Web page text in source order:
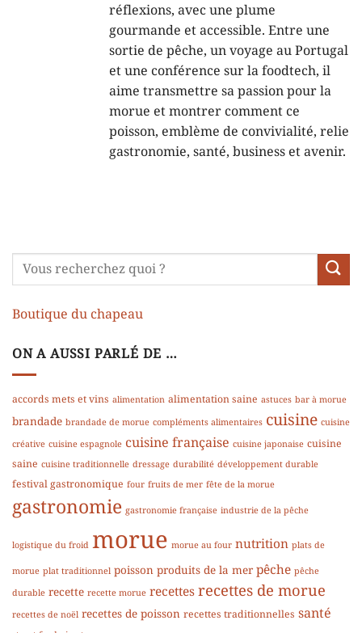
réflexions, avec une plume
gourmande et accessible. Entre une
sortie de pêche, un voyage au Portugal
et une conférence sur la foodtech, il
aime transmettre sa passion pour la
morue et montrer comment ce
poisson, emblème de convivialité, relie
gastronomie, santé, business et avenir.
Boutique du chapeau
ON A AUSSI PARLÉ DE …
accords mets et vins alimentation alimentation saine astuces bar à morue
brandade brandade de morue compléments alimentaires cuisine cuisine
créative cuisine espagnole cuisine française cuisine japonaise cuisine
saine cuisine traditionnelle dressage durabilité développement durable
festival gastronomique four fruits de mer fête de la morue
gastronomie gastronomie française industrie de la pêche
logistique du froid morue morue au four nutrition plats de
morue plat traditionnel poisson produits de la mer pêche pêche
durable recette recette morue recettes recettes de morue
recettes de noël recettes de poisson recettes traditionnelles santé